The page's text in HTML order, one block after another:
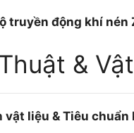
truyền động khí nén
&
vật liệu & Tiêu chuẩn